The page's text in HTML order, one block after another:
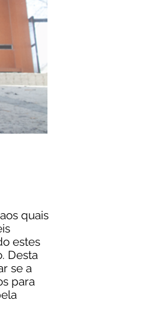
quais
estes
Desta
se a
para